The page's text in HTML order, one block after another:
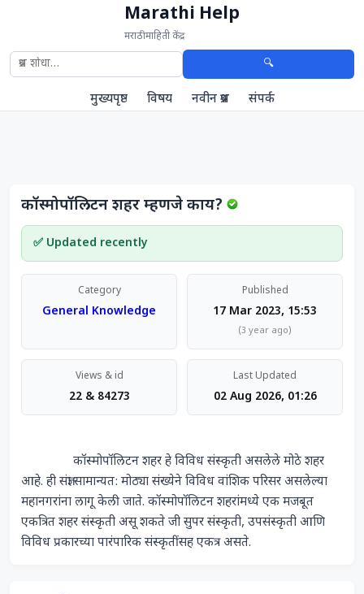
Marathi Help
मराठी माहिती केंद्र
🔍
मुख्यपृष्ठ विषय नवीन प्रश्न संपर्क
कॉस्मोपॉलिटन शहर म्हणजे काय?
✅ Updated recently
Category
General Knowledge
Published
17 Mar 2023, 15:53
(3 year ago)
Views & id
22 & 84273
Last Updated
02 Aug 2026, 01:26
आहे. ही संज्ञा सामान्यत: मोठ्या संख्येने विविध वांशिक परिसर असलेल्या
महानगरांना लागू केली जाते. कॉस्मोपॉलिटन शहरांमध्ये एक मजबूत
एकत्रित शहर संस्कृती असू शकते जी सुपर संस्कृती, उपसंस्कृती आणि
विविध प्रकारच्या पारंपारिक संस्कृतींसह एकत्र असते.